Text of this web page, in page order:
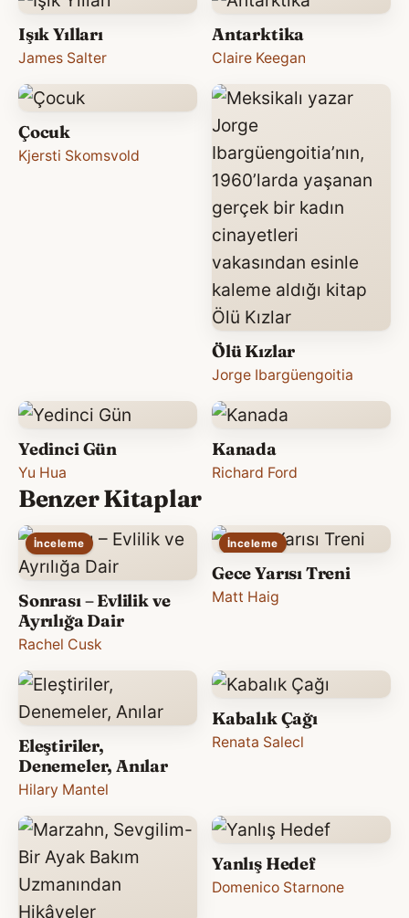
Işık Yılları
James Salter
Antarktika
Claire Keegan
Çocuk
Kjersti Skomsvold
Ölü Kızlar
Jorge Ibargüengoitia
Yedinci Gün
Yu Hua
Kanada
Richard Ford
Benzer Kitaplar
İnceleme
Sonrası – Evlilik ve
Ayrılığa Dair
Rachel Cusk
İnceleme
Gece Yarısı Treni
Matt Haig
Eleştiriler,
Denemeler, Anılar
Hilary Mantel
Kabalık Çağı
Renata Salecl
Yanlış Hedef
Domenico Starnone